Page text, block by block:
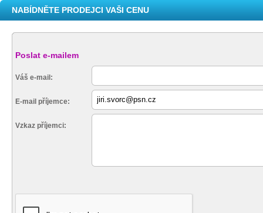
NABÍDNĚTE PRODEJCI VAŠI CENU
Poslat e-mailem
Váš e-mail:
E-mail příjemce:
Vzkaz příjemci: